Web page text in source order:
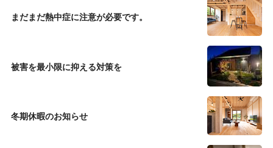
まだまだ熱中症に注意が必要です。
被害を最小限に抑える対策を
冬期休暇のお知らせ